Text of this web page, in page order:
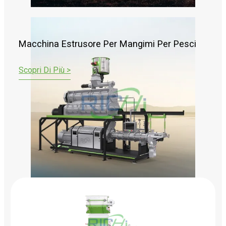
Macchina Estrusore Per Mangimi Per Pesci
Scopri Di Più >